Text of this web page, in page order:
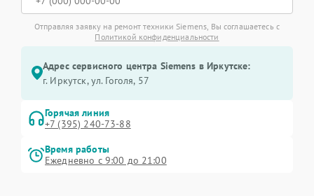
Отправляя заявку на ремонт техники Siemens, Вы соглашаетесь с
Политикой конфиденциальности
Адрес сервисного центра Siemens в Иркутске:
г. Иркутск, ул. ​Гоголя, 57
Горячая линия
+7 (395) 240-73-88
Время работы
Ежедневно с 9:00 до 21:00